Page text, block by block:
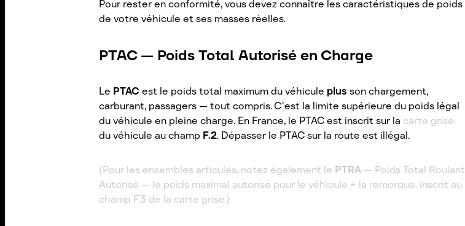
Pour rester en conformité, vous devez connaître les caractéristiques de poids
de votre véhicule et ses masses réelles.
PTAC — Poids Total Autorisé en Charge
Le PTAC est le poids total maximum du véhicule plus son chargement,
carburant, passagers — tout compris. C'est la limite supérieure du poids légal
du véhicule en pleine charge. En France, le PTAC est inscrit sur la carte grise
du véhicule au champ F.2. Dépasser le PTAC sur la route est illégal.
(Pour les ensembles articulés, notez également le PTRA — Poids Total Roulant
Autorisé — le poids maximal autorisé pour le véhicule + la remorque, inscrit au
champ F.3 de la carte grise.)